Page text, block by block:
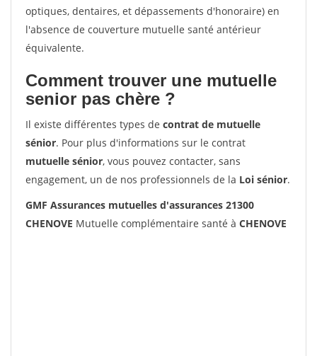
optiques, dentaires, et dépassements d'honoraire) en
l'absence de couverture mutuelle santé antérieur
équivalente.
Comment trouver une mutuelle
senior pas chère ?
Il existe différentes types de contrat de mutuelle
sénior. Pour plus d'informations sur le contrat
mutuelle sénior, vous pouvez contacter, sans
engagement, un de nos professionnels de la Loi sénior.
GMF Assurances mutuelles d'assurances 21300
CHENOVE Mutuelle complémentaire santé à CHENOVE